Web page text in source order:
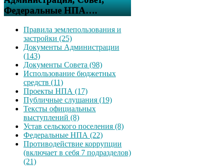
Федеральные НПА….
Правила землепользования и
застройки (25)
Документы Администрации
(143)
Документы Совета (98)
Использование бюджетных
средств (11)
Проекты НПА (17)
Публичные слушания (19)
Тексты официальных
выступлений (8)
Устав сельского поселения (8)
Федеральные НПА (22)
Противодействие коррупции
(включает в себя 7 подразделов)
(21)